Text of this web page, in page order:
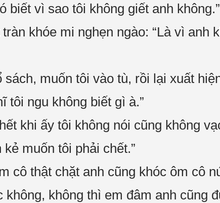
biết vì sao tôi không giết anh không.”
khóe mi nghẹn ngào: “Là vì anh
muốn tôi vào tù, rồi lại xuất
tôi ngu không biết gì à.”
khi ấy tôi không nói cũng không
muốn tôi phải chết.”
cô thật chặt anh cũng khóc ôm cô
không thì em đâm anh cũng